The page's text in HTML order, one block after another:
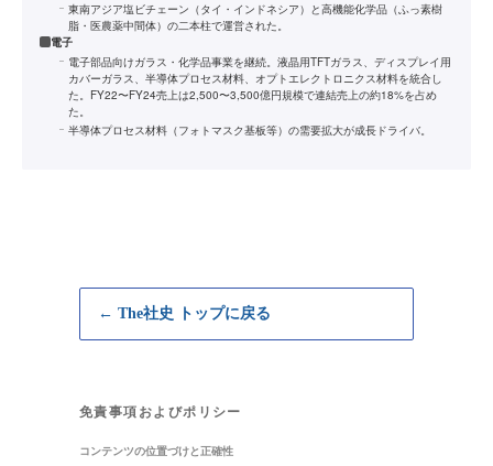
東南アジア塩ビチェーン（タイ・インドネシア）と高機能化学品（ふっ素樹
脂・医農薬中間体）の二本柱で運営された。
電子
電子部品向けガラス・化学品事業を継続。液晶用TFTガラス、ディスプレイ用
カバーガラス、半導体プロセス材料、オプトエレクトロニクス材料を統合し
た。FY22〜FY24売上は2,500〜3,500億円規模で連結売上の約18%を占め
た。
半導体プロセス材料（フォトマスク基板等）の需要拡大が成長ドライバ。
← The社史 トップに戻る
免責事項およびポリシー
コンテンツの位置づけと正確性